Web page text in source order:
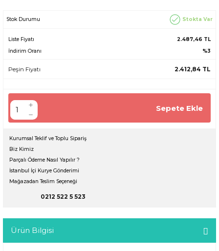
Stok Durumu Stokta Var
Liste Fiyatı
2.487,46 TL
İndirim Oranı
%3
Peşin Fiyatı 2.412,84 TL
Sepete Ekle
Kurumsal Teklif ve Toplu Sipariş
Biz Kimiz
Parçalı Ödeme Nasıl Yapılır ?
İstanbul İçi Kurye Gönderimi
Mağazadan Teslim Seçeneği
0212 522 5 523
Ürün Bilgisi